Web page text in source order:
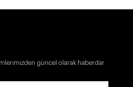
güncel olarak haberdar